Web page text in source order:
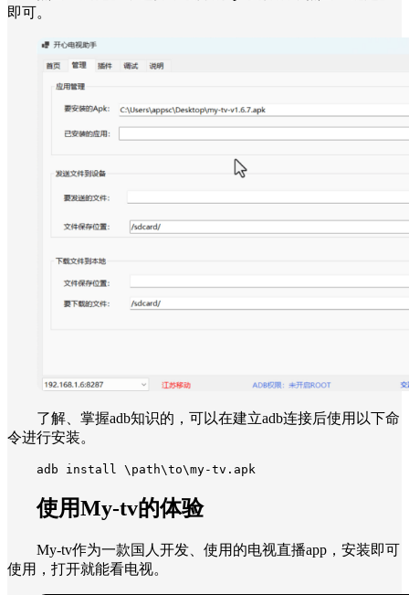
即可。
了解、掌握adb知识的，可以在建立adb连接后使用以下命
令进行安装。
adb install \path\to\my-tv.apk
使用My-tv的体验
My-tv作为一款国人开发、使用的电视直播app，安装即可
使用，打开就能看电视。